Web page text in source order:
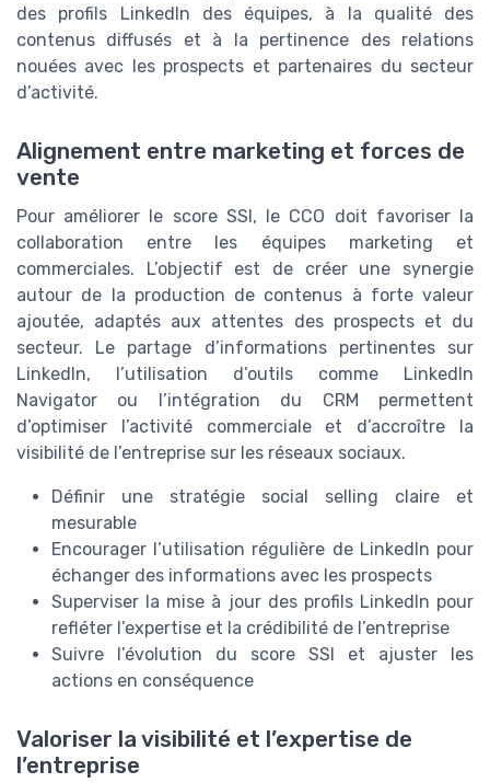
des profils LinkedIn des équipes, à la qualité des
contenus diffusés et à la pertinence des relations
nouées avec les prospects et partenaires du secteur
d’activité.
Alignement entre marketing et forces de
vente
Pour améliorer le score SSI, le CCO doit favoriser la
collaboration entre les équipes marketing et
commerciales. L’objectif est de créer une synergie
autour de la production de contenus à forte valeur
ajoutée, adaptés aux attentes des prospects et du
secteur. Le partage d’informations pertinentes sur
LinkedIn, l’utilisation d’outils comme LinkedIn
Navigator ou l’intégration du CRM permettent
d’optimiser l’activité commerciale et d’accroître la
visibilité de l’entreprise sur les réseaux sociaux.
Définir une stratégie social selling claire et
mesurable
Encourager l’utilisation régulière de LinkedIn pour
échanger des informations avec les prospects
Superviser la mise à jour des profils LinkedIn pour
refléter l’expertise et la crédibilité de l’entreprise
Suivre l’évolution du score SSI et ajuster les
actions en conséquence
Valoriser la visibilité et l’expertise de
l’entreprise